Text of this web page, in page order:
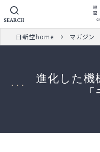
SEARCH
日新堂home マガジン
進化した機